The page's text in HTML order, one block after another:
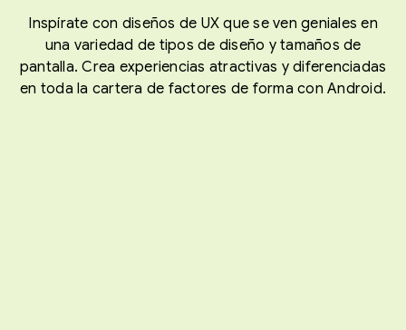
Inspírate con diseños de UX que se ven geniales en
una variedad de tipos de diseño y tamaños de
pantalla. Crea experiencias atractivas y diferenciadas
en toda la cartera de factores de forma con Android.